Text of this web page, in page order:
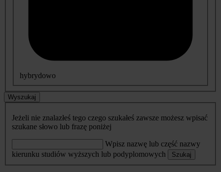
hybrydowo
Wyszukaj
Jeżeli nie znalazłeś tego czego szukałeś zawsze możesz wpisać
szukane słowo lub frazę poniżej
Wpisz nazwę lub część nazwy
kierunku studiów wyższych lub podyplomowych
Szukaj